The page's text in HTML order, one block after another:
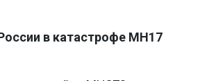
в катастрофе MH17